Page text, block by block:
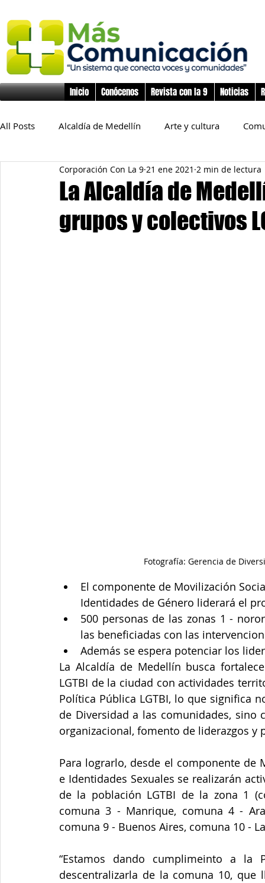
Inicio Conócenos Revista con la 9 Noticias
All Posts Alcaldía de Medellín Arte y cultura
Educación Derechos Humanos Deporte
Inclusión Social Infancia y preadolescencia
La Alcaldía de
grupos y colectivos
Corporación Con La 9 21 ene 2021 2 min de lectura
Fotografía: Gerencia de
El componente de Movilización
Identidades de Género liderará el
500 personas de las zonas 1 -
las beneficiadas con las
Además se espera potenciar los
La Alcaldía de Medellín busca
LGTBI de la ciudad con actividades
Política Pública LGTBI, lo que significa
de Diversidad a las comunidades, sino
organizacional, fomento de liderazgos
Para lograrlo, desde el componente de
e Identidades Sexuales se realizarán
de la población LGTBI de la zona 1
comuna 3 - Manrique, comuna 4 -
comuna 9 - Buenos Aires, comuna 10 -
“Estamos dando cumplimeinto a la
descentralizarla de la comuna 10,